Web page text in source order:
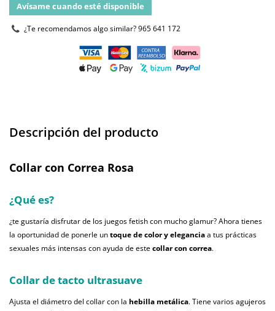
Avísame cuando esté disponible
¿Te recomendamos algo similar?965 641 172
Descripción del producto
Collar con Correa Rosa
¿Qué es?
¿te gustaría disfrutar de los juegos fetish con mucho glamur? Ahora tienes
la oportunidad de ponerle untoque de color y eleganciaa tus prácticas
sexuales más intensas con ayuda de estecollar con correa.
Collar de tacto ultrasuave
Ajusta el diámetro del collar con la hebilla metálica. Tiene varios agujeros